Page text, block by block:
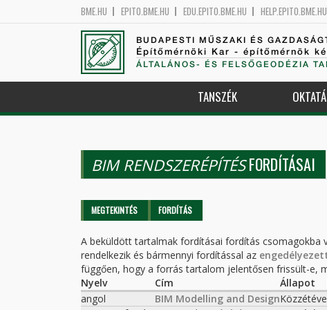
BME.HU EPITO.BME.HU EDU.EPITO.BME.HU HELP.EPITO.BME.HU
BUDAPESTI MŰSZAKI ÉS
Építőmérnöki Kar - építőmérnök
ÁLTALÁNOS- ÉS FELSŐGEODÉZIA
TANSZÉK
BIM RENDSZERÉPÍTÉSFORDÍTÁSAI
Elsődleges fülek
MEGTEKINTÉS FORDÍTÁS
A beküldött tartalmak fordításai fordítás csomagokba
rendelkezik és bármennyi fordítással az
függően, hogy a forrás tartalom jelentősen frissült-e,
Nyelv
Cím Állapot
angol
BIM Modelling and DesignKözzétéve